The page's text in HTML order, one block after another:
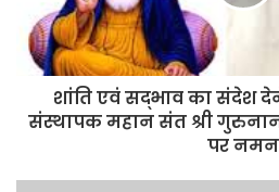
शांति एवं सद्भाव का संदेश
संस्थापक महान संत श्री
पर नमन